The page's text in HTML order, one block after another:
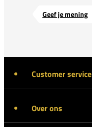
Geef je mening
Customer service
Over ons